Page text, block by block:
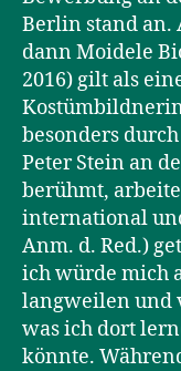
Berlin stand an.
dann Moidele
2016) gilt als
besonders
Peter Stein an
berühmt,
international
Anm. d. Red.)
ich würde mich
langweilen und
was ich dort
könnte.